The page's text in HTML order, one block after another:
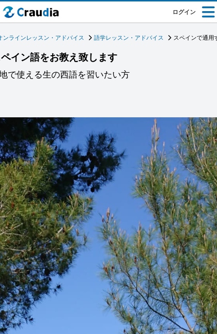
ログイン
ンラインレッスン・アドバイス 語学レッスン・アドバイス スペインで通用
イン語をお教え致します
で使える生の西語を習いたい方